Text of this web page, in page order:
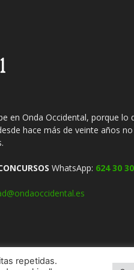
en Onda Occidental, porque lo
hace más de veinte años
WhatsApp: 624 30
repetidas.